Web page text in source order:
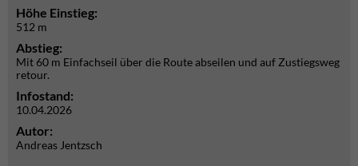
Höhe Einstieg:
512 m
Abstieg:
Mit 60 m Einfachseil über die Route abseilen und auf Zustiegsweg
retour.
Infostand:
10.04.2026
Autor:
Andreas Jentzsch